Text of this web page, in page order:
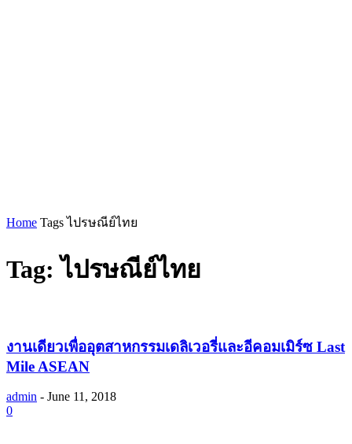
Home Tags ไปรษณีย์ไทย
Tag: ไปรษณีย์ไทย
งานเดียวเพื่ออุตสาหกรรมเดลิเวอรี่และอีคอมเมิร์ซ Last
Mile ASEAN
admin - June 11, 2018
0